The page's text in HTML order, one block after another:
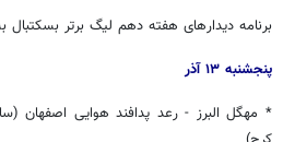
برنامه دیدارهای هفته دهم لیگ برتر
پنجشنبه ۱۳ آذر